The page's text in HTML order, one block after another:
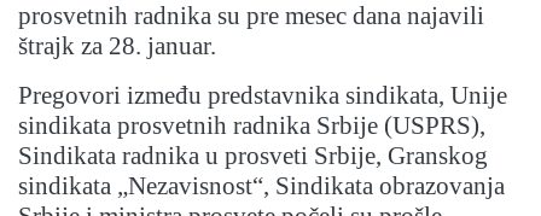
prosvetnih radnika su pre mesec dana najavili
štrajk za 28. januar.
Pregovori između predstavnika sindikata, Unije
sindikata prosvetnih radnika Srbije (USPRS),
Sindikata radnika u prosveti Srbije, Granskog
sindikata „Nezavisnost“, Sindikata obrazovanja